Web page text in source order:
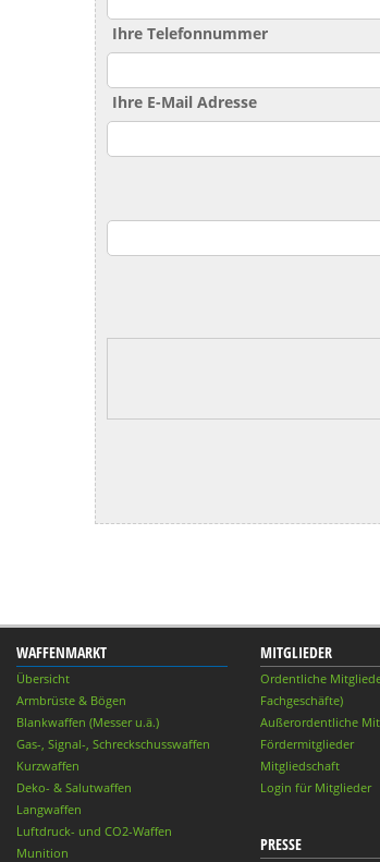
Ihre Telefonnummer
Ihre E-Mail Adresse
WAFFENMARKT
Übersicht
Armbrüste & Bögen
Blankwaffen (Messer u.ä.)
Gas-, Signal-, Schreckschusswaffen
Kurzwaffen
Deko- & Salutwaffen
Langwaffen
Luftdruck- und CO2-Waffen
Munition
MITGLIEDER
Ordentliche
Fachgeschäfte)
Außerordentliche
Fördermitglieder
Mitgliedschaft
Login für Mitglieder
PRESSE